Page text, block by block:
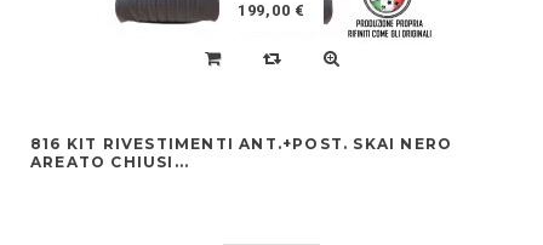
199,00 €
816 KIT RIVESTIMENTI ANT.+POST. SKAI NERO
AREATO CHIUSI...